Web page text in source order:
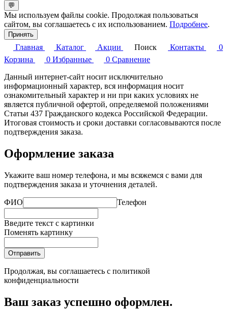
💬
Мы используем файлы cookie. Продолжая пользоваться
сайтом, вы соглашаетесь с их использованием. Подробнее.
Принять
Главная Каталог Акции Поиск Контакты
0
Корзина
0 Избранные 0 Сравнение
Данный интернет-сайт носит исключительно
информационный характер, вся информация носит
ознакомительный характер и ни при каких условиях не
является публичной офертой, определяемой положениями
Статьи 437 Гражданского кодекса Российской Федерации.
Итоговая стоимость и сроки доставки согласовываются после
подтверждения заказа.
Оформление заказа
Укажите ваш номер телефона, и мы всяжемся с вами для
подтверждения заказа и уточнения деталей.
ФИО Телефон
Введите текст с картинки
Поменять картинку
Отправить
Продолжая, вы соглашаетесь с политикой
конфиденциальности
Ваш заказ успешно оформлен.